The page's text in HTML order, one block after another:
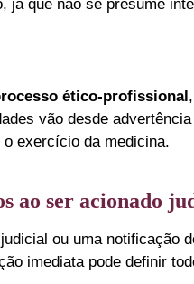
já que não se presume
ético-profissional
vão desde
exercício da medicina.
ao ser acionado
ou uma notificação
imediata pode definir